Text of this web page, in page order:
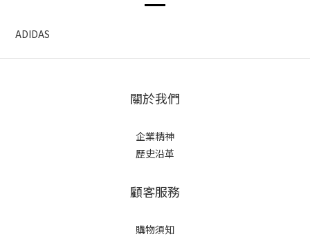
ADIDAS
關於我們
企業精神
歷史沿革
顧客服務
購物須知